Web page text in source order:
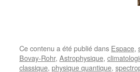
Ce contenu a été publié dans Espace,
Bovay-Rohr, Astrophysique,
classique, physique quantique,